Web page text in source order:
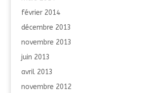
février 2014
décembre 2013
novembre 2013
juin 2013
avril 2013
novembre 2012